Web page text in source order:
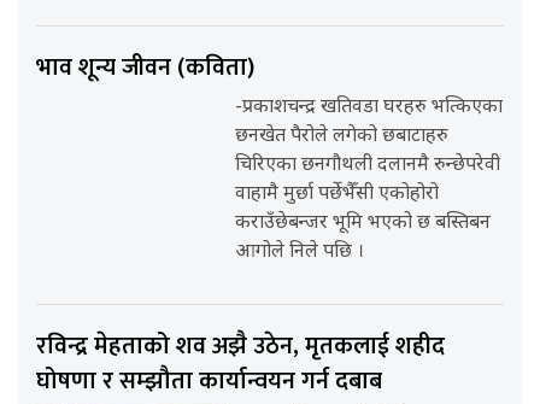
भाव शून्य जीवन (कविता)
-प्रकाशचन्द्र खतिवडा घरहरु भत्किएका
छनखेत पैरोले लगेको छबाटाहरु
चिरिएका छनगौथली दलानमै रुन्छेपरेवी
वाहामै मुर्छा पर्छेभैँसी एकोहोरो
कराउँछेबन्जर भूमि भएको छ बस्तिबन
आगोले निले पछि ।
रविन्द्र मेहताको शव अझै उठेन, मृतकलाई शहीद
घोषणा र सम्झौता कार्यान्वयन गर्न दबाब